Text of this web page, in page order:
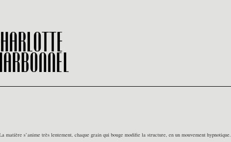
s’anime très lentement, chaque grain qui bouge modifie la structure, en un mouvement hypnotique.